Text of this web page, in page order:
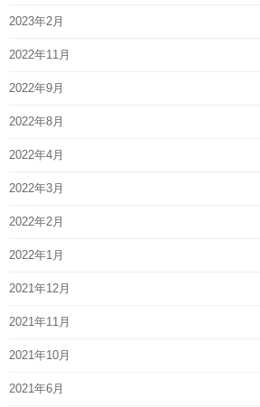
2023年2月
2022年11月
2022年9月
2022年8月
2022年4月
2022年3月
2022年2月
2022年1月
2021年12月
2021年11月
2021年10月
2021年6月